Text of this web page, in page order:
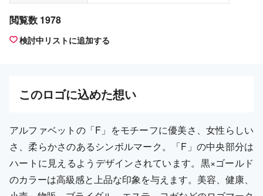
閲覧数 1978
検討中リストに追加する
このロゴに込めた想い
アルファベットの「F」をモチーフに優美さ、女性らしい
さ、柔らかさのあるシンボルマーク。「F」の中央部分は
ハートに見えるようデザインされています。黒×ゴールド
のカラーは高級感と上品な印象を与えます。美容、健康、